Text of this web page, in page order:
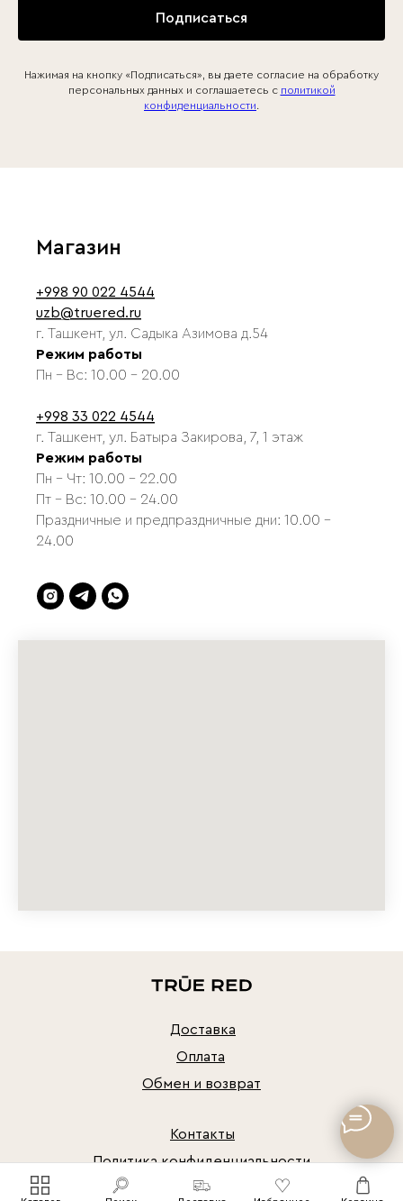
Подписаться
Нажимая на кнопку «Подписаться», вы даете согласие на обработку
персональных данных и соглашаетесь c политикой
конфиденциальности
Магазин
+998 90 022 4544
uzb@truered.ru
г. Ташкент, ул. Садыка Азимова д.54
Режим работы
Пн - Вс: 10.00 - 20.00
+998 33 022 4544
г. Ташкент, ул. Батыра Закирова, 7, 1 этаж
Режим работы
Пн - Чт: 10.00 - 22.00
Пт - Вс: 10.00 - 24.00
Праздничные и предпраздничные дни: 10.00 -
24.00
Доставка
Оплата
© Все права защищены
Контакты
Политика конфиденциальности
Обмен и возврат